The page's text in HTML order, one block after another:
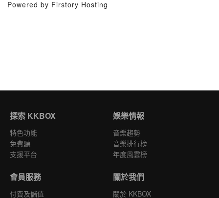
Powered by Firstory Hosting
探索 KKBOX
特色功能
免費聽
支援平台
娛樂情報
音樂趨勢
音樂排行榜
年度風雲榜
會員服務
付費及儲值
關於我們
關於 KKBOX